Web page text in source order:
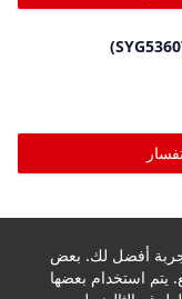
تجربة أفضل لك. بعض
يتم استخدام بعضها